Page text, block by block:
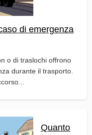
di emergenza
o di traslochi offrono
durante il trasporto.
Quanto